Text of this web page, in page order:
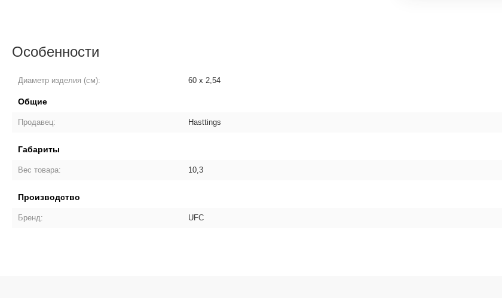
Особенности
Диаметр изделия (см): 60 x 2,54
Общие
Продавец: Hasttings
Габариты
Вес товара: 10,3
Производство
Бренд: UFC